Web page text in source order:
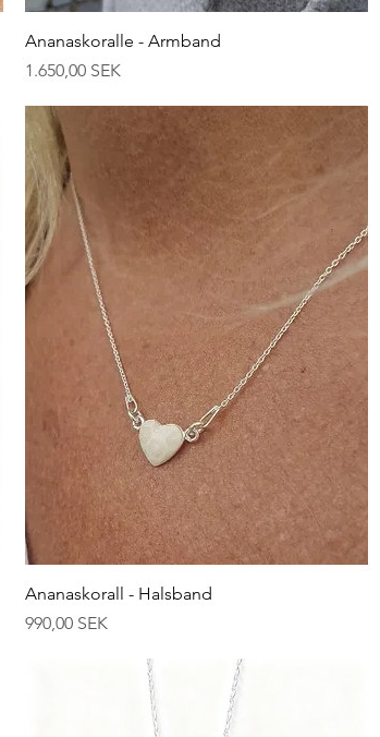
Schnellansicht
Ananaskoralle - Armband
Preis
1.650,00 SEK
Schnellansicht
Ananaskorall - Halsband
Preis
990,00 SEK